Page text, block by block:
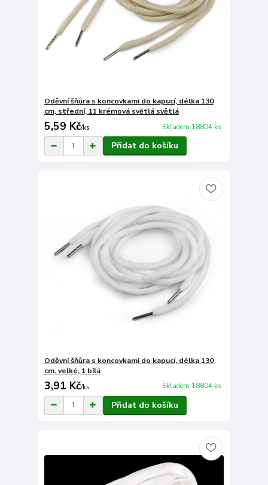
Oděvní šňůra s koncovkami do kapucí, délka 130
cm, střední, 11 krémová světlá světlá
5,59 Kč/ks Skladem 18804 ks
Přidat do košíku
Oděvní šňůra s koncovkami do kapucí, délka 130
cm, velké, 1 bílá
3,91 Kč/ks Skladem 18804 ks
Přidat do košíku